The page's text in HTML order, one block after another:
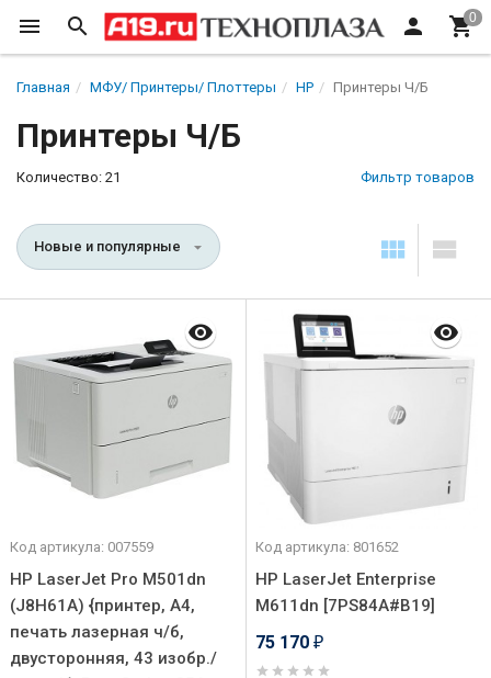
Главная МФУ/ Принтеры/ Плоттеры HP Принтеры Ч/Б
Принтеры Ч/Б
Количество: 21 Фильтр товаров
Новые и популярные
Код артикула: 007559
HP LaserJet Pro M501dn
(J8H61A) {принтер, A4,
печать лазерная ч/б,
двусторонняя, 43 изобр./
Код артикула: 801652
HP LaserJet Enterprise
M611dn [7PS84A#B19]
75 170 ₽